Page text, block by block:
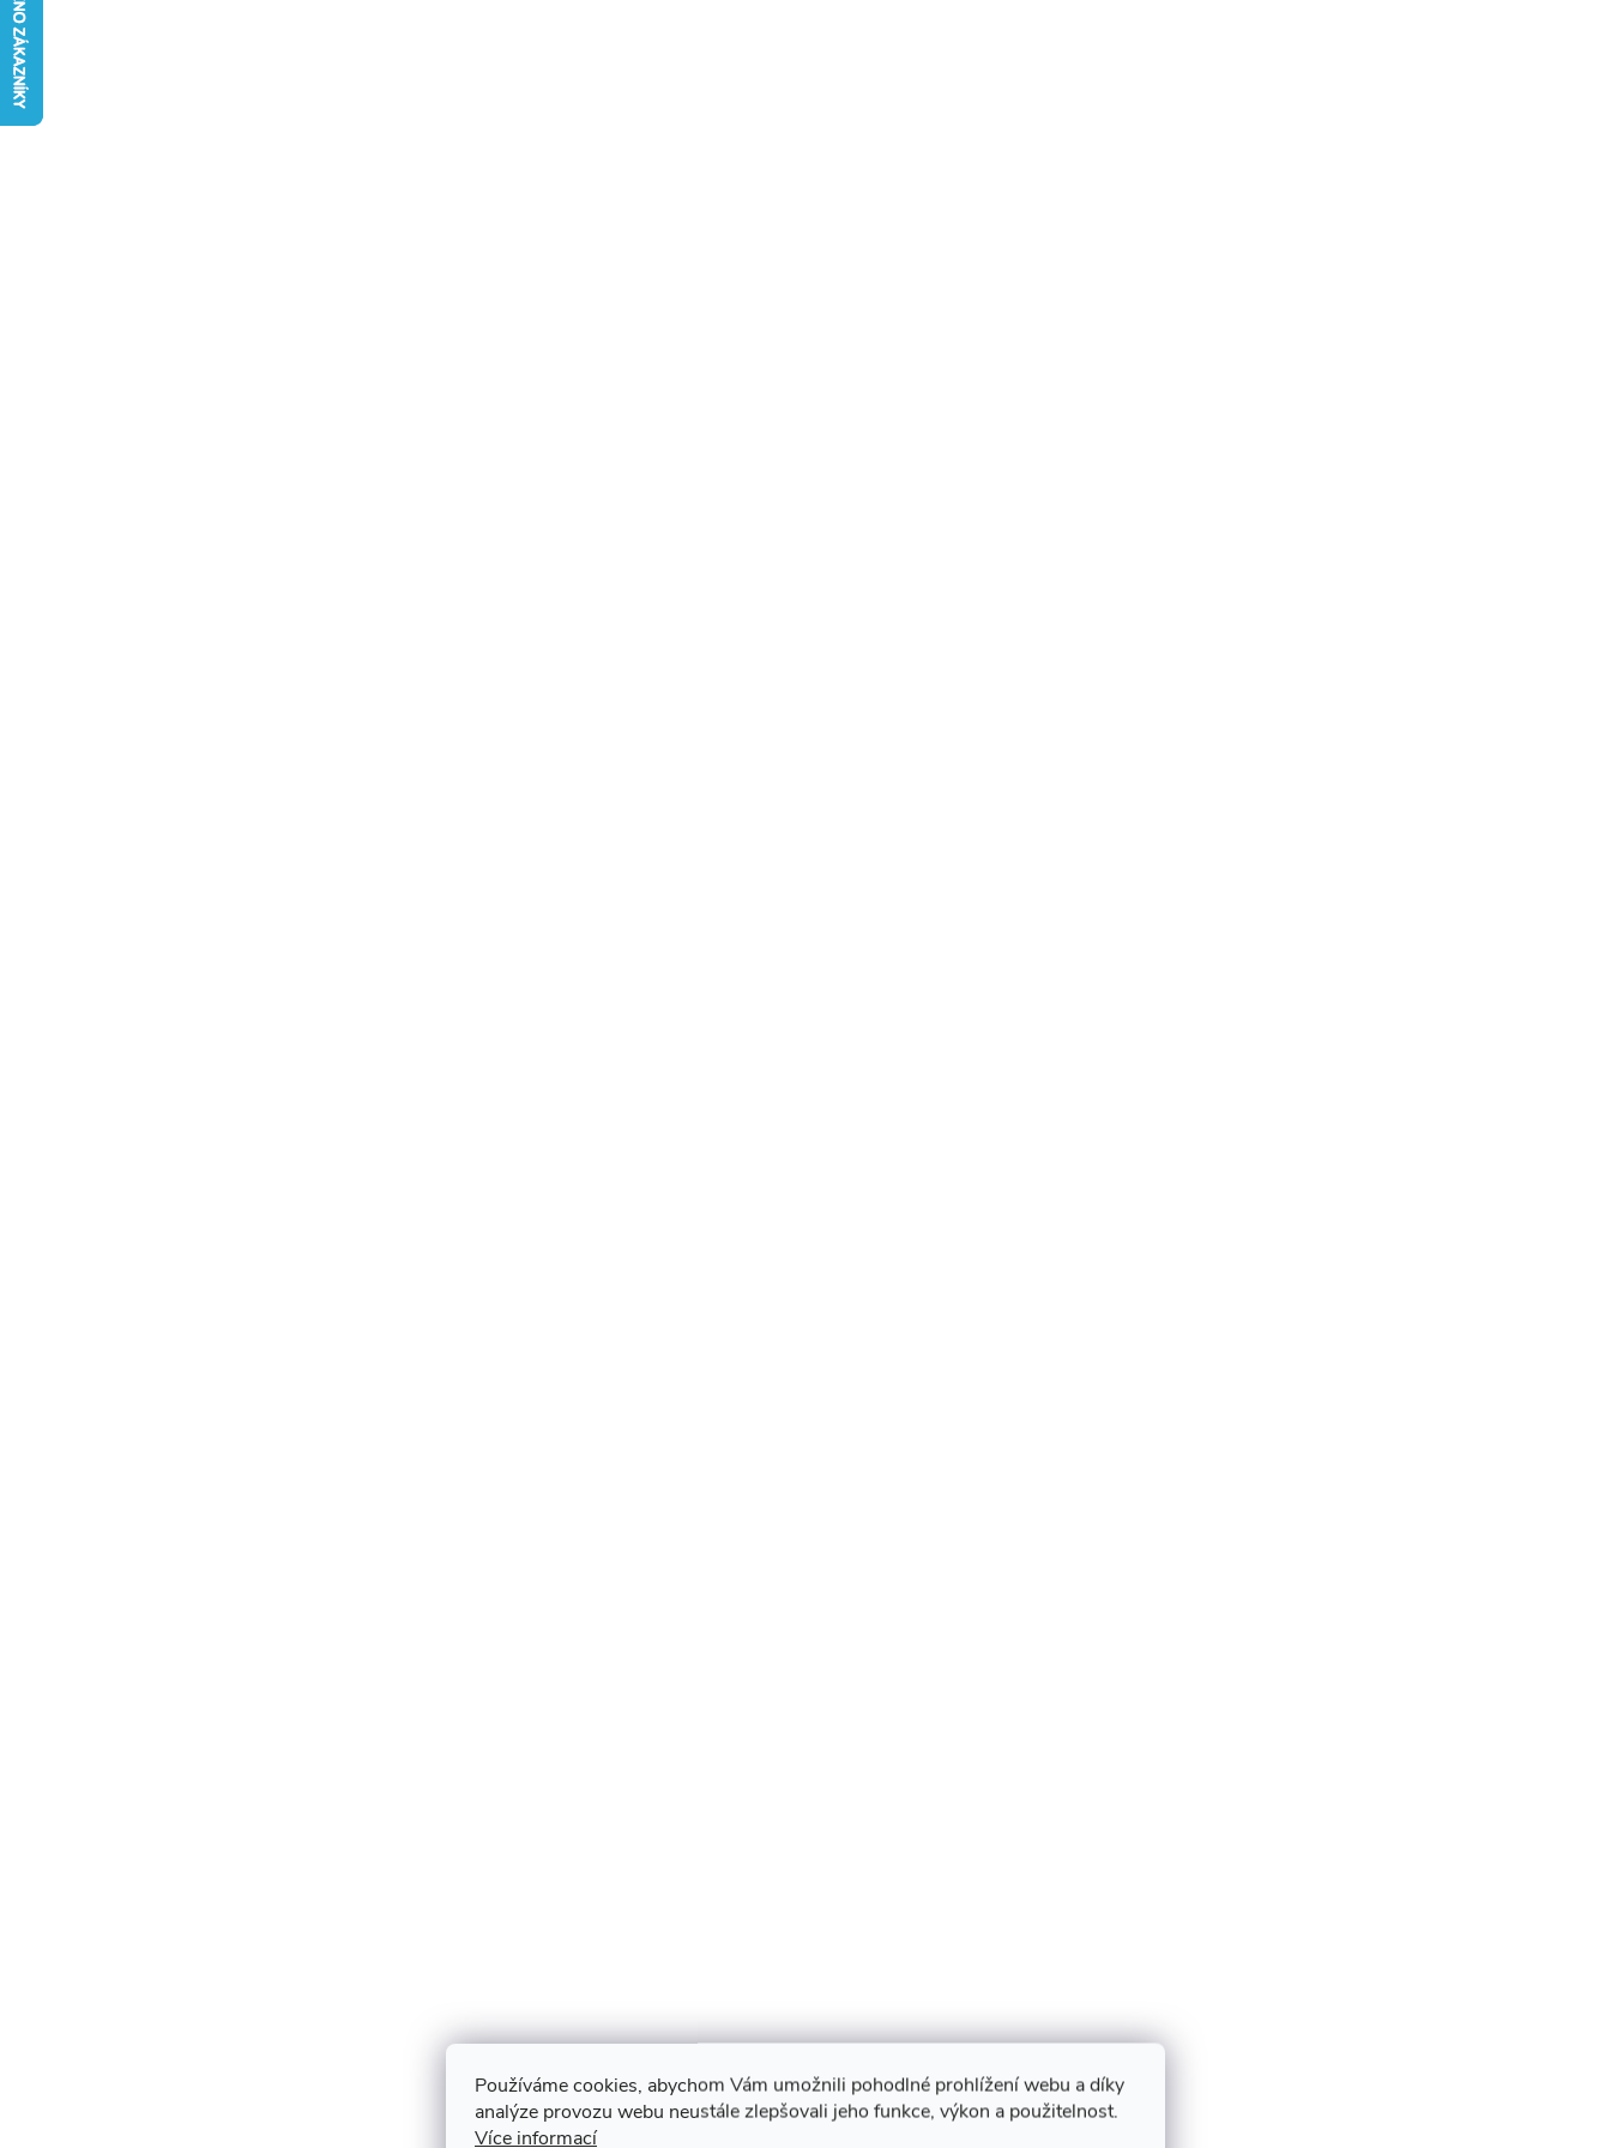
Používáme cookies, abychom Vám umožnili pohodlné prohlížení webu a díky
analýze provozu webu neustále zlepšovali jeho funkce, výkon a použitelnost.
Více informací